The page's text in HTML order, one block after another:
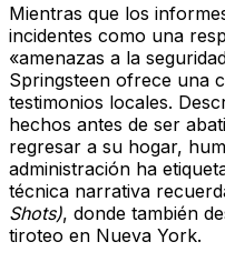
Mientras que los
incidentes como una
«amenazas a la
Springsteen ofrece una
testimonios locales.
hechos antes de ser
regresar a su hogar,
administración ha
técnica narrativa
Shots), donde también
tiroteo en Nueva York.